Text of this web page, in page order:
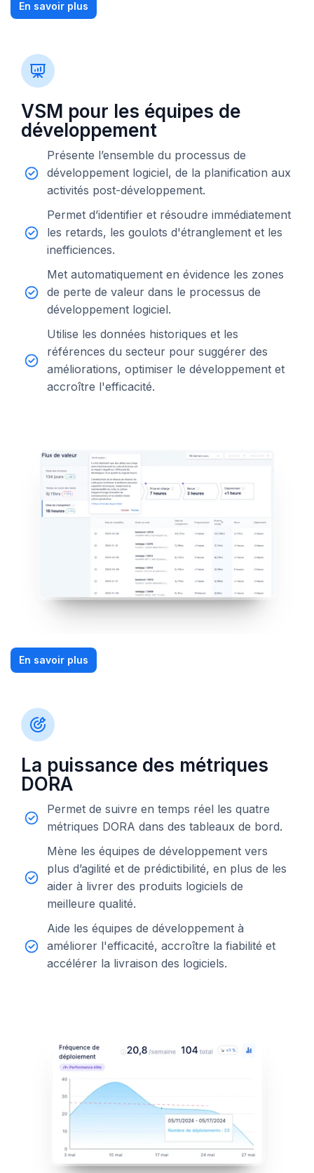
En savoir plus
VSM pour les équipes de
développement
Présente l’ensemble du processus de
développement logiciel, de la planification aux
activités post-développement.
Permet d’identifier et résoudre immédiatement
les retards, les goulots d'étranglement et les
inefficiences.
Met automatiquement en évidence les zones
de perte de valeur dans le processus de
développement logiciel.
Utilise les données historiques et les
références du secteur pour suggérer des
améliorations, optimiser le développement et
accroître l'efficacité.
En savoir plus
La puissance des métriques
DORA
Permet de suivre en temps réel les quatre
métriques DORA dans des tableaux de bord.
Mène les équipes de développement vers
plus d’agilité et de prédictibilité, en plus de les
aider à livrer des produits logiciels de
meilleure qualité.
Aide les équipes de développement à
améliorer l'efficacité, accroître la fiabilité et
accélérer la livraison des logiciels.